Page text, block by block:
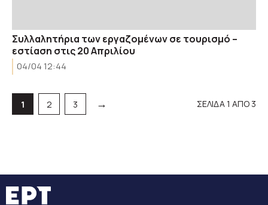
Συλλαλητήρια των εργαζομένων σε τουρισμό –
εστίαση στις 20 Απριλίου
04/04 12:44
Σελίδα
1 Σελίδα
2 Σελίδα
3 → ΣΕΛΙΔΑ 1 ΑΠΟ 3